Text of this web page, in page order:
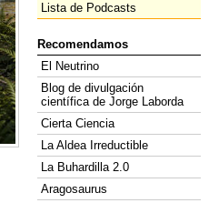
Lista de Podcasts
Recomendamos
El Neutrino
Blog de divulgación
científica de Jorge Laborda
Cierta Ciencia
La Aldea Irreductible
La Buhardilla 2.0
Aragosaurus